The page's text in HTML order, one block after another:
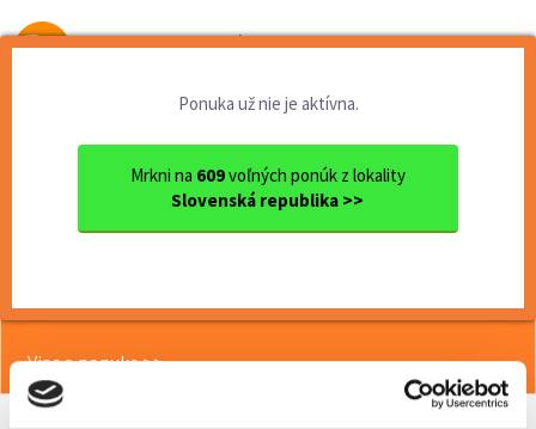
Od prvej brigády
Ponuka už nie je aktívna.
Mrkni na 609voľných ponúk z lokality
Slovenská republika >>
<< Späť
Viac o ponuke >>